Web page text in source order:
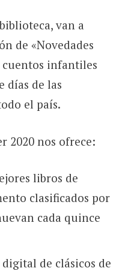
van a
de «Novedades
cuentos infantiles
días de las
el país.
2020 nos ofrece:
libros de
clasificados por
cada quince
de clásicos de